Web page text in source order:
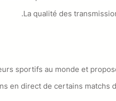
La qualité des
sportifs au monde et
en direct de certains